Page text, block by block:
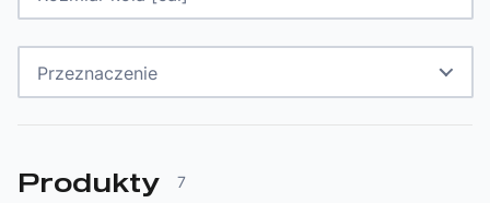
Przeznaczenie
Produkty 7